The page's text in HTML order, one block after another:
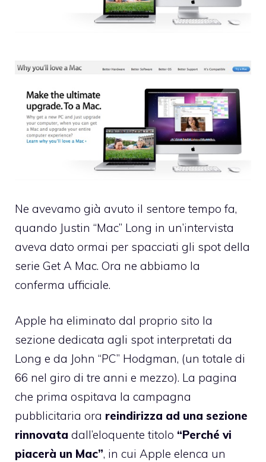
Ne avevamo già avuto il sentore tempo fa,
quando Justin “Mac” Long in un’intervista
aveva dato ormai per spacciati gli spot della
serie Get A Mac. Ora ne abbiamo la
conferma ufficiale.
Apple ha eliminato dal proprio sito la
sezione dedicata agli spot interpretati da
Long e da John “PC” Hodgman, (un totale di
66 nel giro di tre anni e mezzo). La pagina
che prima ospitava la campagna
pubblicitaria ora reindirizza ad una sezione
rinnovata dall’eloquente titolo “Perché vi
piacerà un Mac”, in cui Apple elenca un